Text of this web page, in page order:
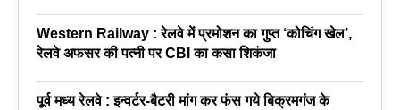
Western Railway : रेलवे में प्रमोशन का गुप्त ‘कोचिंग खेल’,
रेलवे अफसर की पत्नी पर CBI का कसा शिकंजा
पूर्व मध्य रेलवे : इन्वर्टर-बैटरी मांग कर फंस गये बिक्रमगंज के